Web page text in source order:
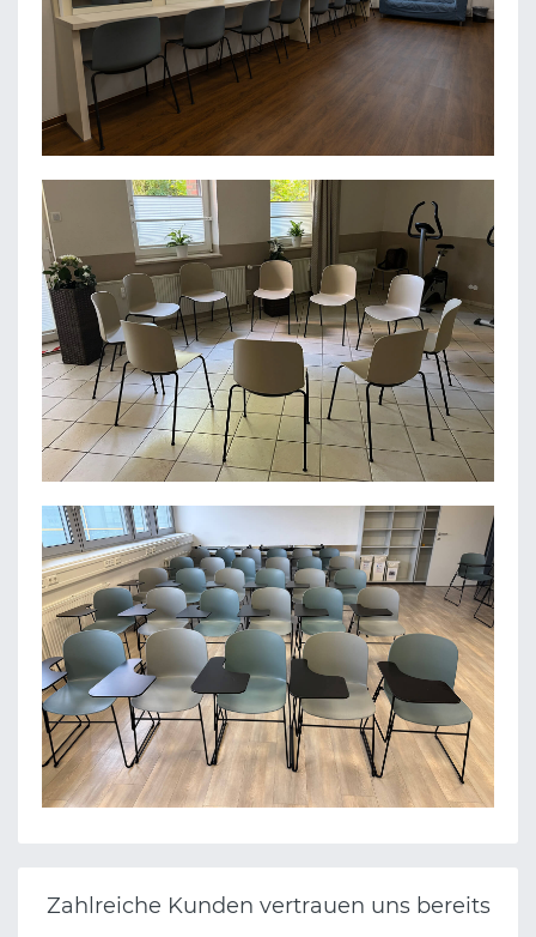
METRONOM THEATER OBERHAUSEN
SENIORENRESIDENZ EICHTALPARK
Zahlreiche Kunden vertrauen uns bereits